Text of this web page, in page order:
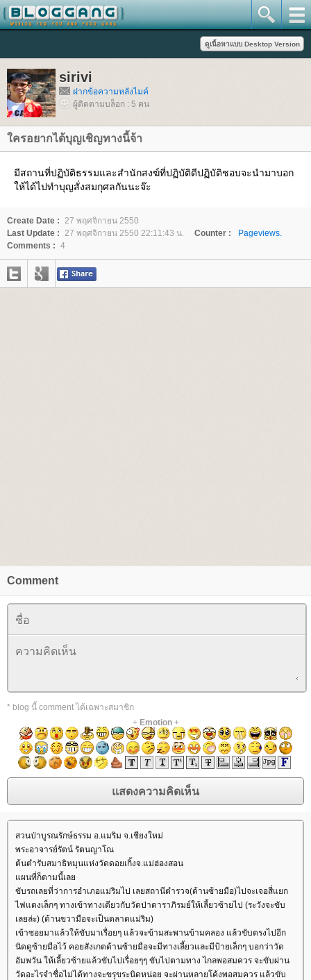
sirivi
ฝากข้อความหลังไมค์
ผู้ติดตามบล็อก : 5 คน
ครอยากได้บุญเชิญทางนี้จ้า
มีสถานที่ปฏิบัติธรรมและสำนักสงฆ์ที่ปฏิบัติดีปฏิบัติชอบจะนำมาบอก
ห้ได้ไปทำบุญสั่งสมกุศลกันนะจ๊ะ
Create Date : 27 พฤศจิกายน 2550
Last Update : 27 พฤศจิกายน 2550 22:11:43 น. Counter :
Pageviews.
Comments : 4
Comment
* blog นี้ comment ได้เฉพาะสมาชิก
+ Emotion+
สวนป่าบูรณรักษ์ธรรม อ.แมริม จ.เชียงใหม่
พระอาจารย์รัตน์ รัตนญาโณ
ต้นตำรับสมาธิหมุนแห่งวัดดอยเกิ้งจ.แม่ฮ่องสอน
ผนที่ก็ตามนี้เล
ขับรถเลยที่ว่าการอำเภอแม่ริมไป เลยสถานีตำรวจ(ด้านซ้ายมือ)ไปจะเจอสี่แยก
ไฟแดงเล็กๆ ทางเข้าทางเดียวกับวัดป่าดาราภิรมย์ให้เลี้ยวซ้ายไป (ระวังจะขับ
เลยล่ะ) (ด้านขวามือจะเป็นตลาดแม่ริม)
เข้าซอยมาแล้วให้ขับมาเรื่อยๆ แล้วจะข้ามสะพานข้ามคลอง แล้วขับตรงไปอีก
นิดดูซ้ายมือไว้ คอยสังเกตด้านซ้ายมือจะมีทางเลี้ยวและมีป้ายเล็กๆ บอกว่าวัด
อัมพวัน ให้เลี้ยวซ้ายแล้วขับไปเรื่อยๆๆ ขับไปตามทาง ไกลพอสมควร จะขับผ่าน
วัดอะไรจำชื่อไม่ได้ทางจะขรุขระนิดหน่อย จะผ่านหลายโค้งพอสมควร แล้วขับ